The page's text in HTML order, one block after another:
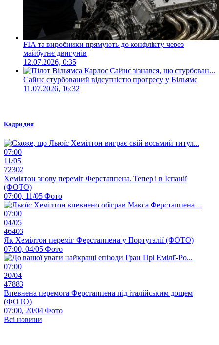
FIA та виробники прямують до конфлікту через
майбутнє двигунів
12.07.2026, 0:35
Сайнс стурбований відсутністю прогресу у Вільямс
11.07.2026, 16:32
Кадри дня
07:00
11/05
72302
Хемілтон знову переміг Ферстаппена. Тепер і в Іспанії
(ФОТО)
07:00, 11/05 Фото
07:00
04/05
46403
Як Хемілтон переміг Ферстаппена у Португалії (ФОТО)
07:00, 04/05 Фото
07:00
20/04
47883
Впевнена перемога Ферстаппена під італійським дощем
(ФОТО)
07:00, 20/04 Фото
Всі новини